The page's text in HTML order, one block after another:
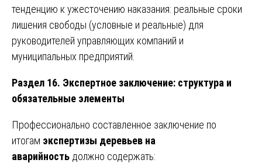
тенденцию к ужесточению наказания: реальные сроки
лишения свободы (условные и реальные) для
руководителей управляющих компаний и
муниципальных предприятий.
Раздел 16. Экспертное заключение: структура и
обязательные элементы
Профессионально составленное заключение по
итогам экспертизы деревьев на
аварийность должно содержать: